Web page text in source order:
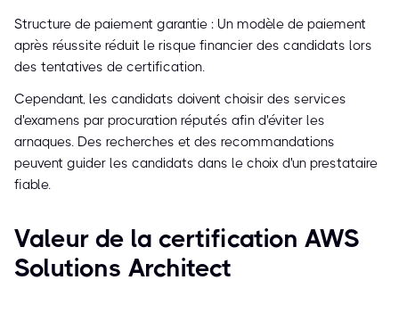
Structure de paiement garantie : Un modèle de paiement
après réussite réduit le risque financier des candidats lors
des tentatives de certification.
Cependant, les candidats doivent choisir des services
d'examens par procuration réputés afin d'éviter les
arnaques. Des recherches et des recommandations
peuvent guider les candidats dans le choix d'un prestataire
fiable.
Valeur de la certification AWS
Solutions Architect